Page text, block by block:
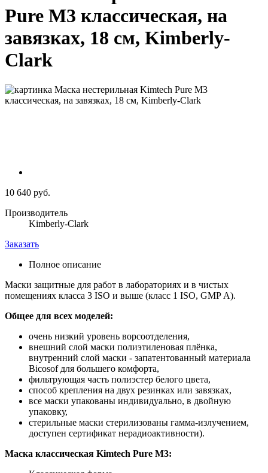
Pure M3 классическая, на
завязках, 18 см, Kimberly-
Clark
10 640 руб.
Производитель
Kimberly-Clark
Заказать
Полное описание
Маски защитные для работ в лабораториях и в чистых
помещениях класса 3 ISO и выше (класс 1 ISO, GMP А).
Общее для всех моделей:
очень низкий уровень ворсоотделения,
внешний слой маски полиэтиленовая плёнка,
внутренний слой маски - запатентованный материала
Bicosof для большего комфорта,
фильтрующая часть полиэстер белого цвета,
способ крепления на двух резинках или завязках,
все маски упакованы индивидуально, в двойную
упаковку,
стерильные маски стерилизованы гамма-излучением,
доступен сертификат нерадиоактивности).
Маска классическая Kimtech Pure M3: